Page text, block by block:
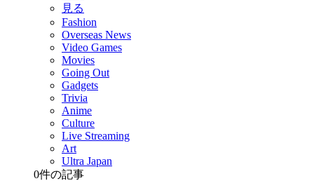
見る
Fashion
Overseas News
Video Games
Movies
Going Out
Gadgets
Trivia
Anime
Culture
Live Streaming
Art
Ultra Japan
0件の記事